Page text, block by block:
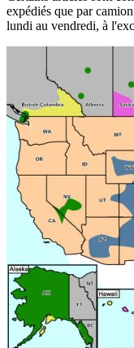
expédiés que par
lundi au vendredi, à